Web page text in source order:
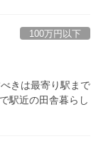
100万円以下
きは最寄り駅まで
駅近の田舎暮らし